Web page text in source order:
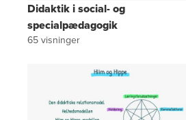
Didaktik i social- og
specialpædagogik
65visninger